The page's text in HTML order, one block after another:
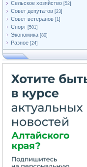
Сельское хозяйство [52]
Совет депутатов [23]
Совет ветеранов [1]
Спорт [501]
Экономика [80]
Разное [24]